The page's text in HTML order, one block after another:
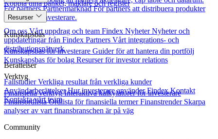
För partners Partnermarknad För partners att distribuera produkter
till nordiska investerare.
Koppla dina banker, mäklare och register
Om oss
Om oss Vårt uppdrag och team Findex Nyheter Nyheter och
uppdateringar från Findex Partners Vårt integrations- och
distributionsnätverk
Berättelser
Fallstudier Verkliga resultat från verkliga kunder
Användarberättelser Hur investerare använder Findex Kontakt
Kontakta vårt team
Resurser
Kunskapsbas
Kunskapsbas för investerare Guider för att hantera din portfölj
Kunskapsbas för bolag Resurser för investor relations
Verktyg
Finansiella verktyg Interaktiva kalkylatorer för investerare
Finansordlista Ordlista för finansiella termer Finanstrender Skarpa
analyser av vart finansbranschen är på väg
Community